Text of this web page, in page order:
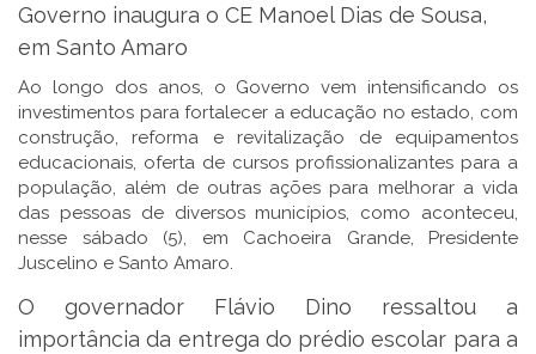
Governo inaugura o CE Manoel Dias de Sousa,
em Santo Amaro
Ao longo dos anos, o Governo vem intensificando os
investimentos para fortalecer a educação no estado, com
construção, reforma e revitalização de equipamentos
educacionais, oferta de cursos profissionalizantes para a
população, além de outras ações para melhorar a vida
das pessoas de diversos municípios, como aconteceu,
nesse sábado (5), em Cachoeira Grande, Presidente
Juscelino e Santo Amaro.
O governador Flávio Dino ressaltou a
importância da entrega do prédio escolar para a